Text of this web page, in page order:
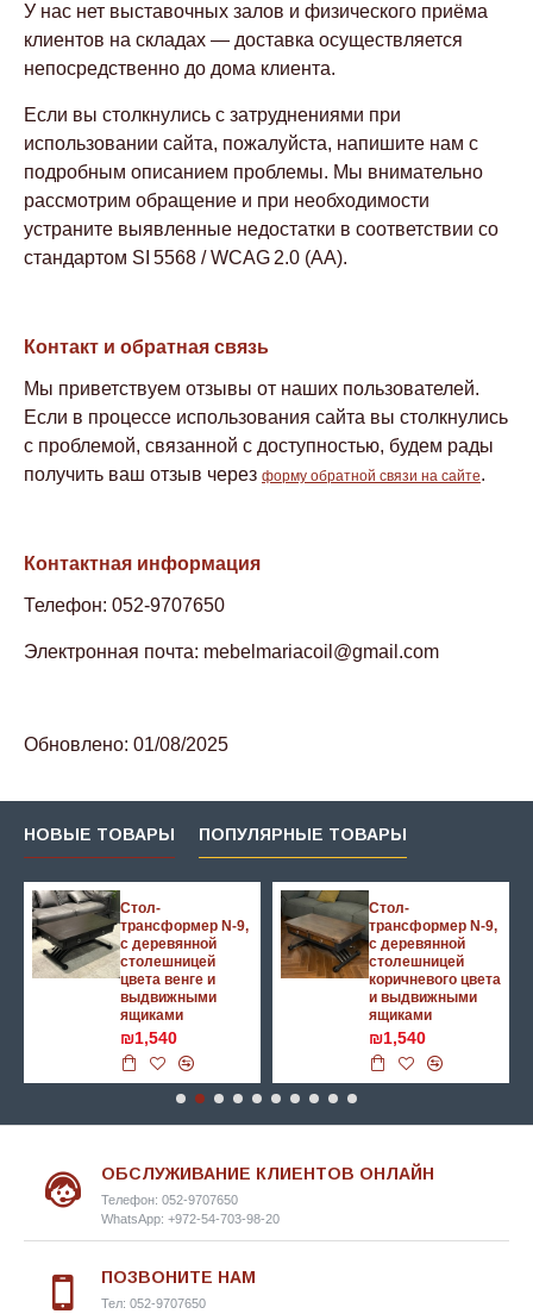
У нас нет выставочных залов и физического приёма
клиентов на складах — доставка осуществляется
непосредственно до дома клиента.
Если вы столкнулись с затруднениями при
использовании сайта, пожалуйста, напишите нам с
подробным описанием проблемы. Мы внимательно
рассмотрим обращение и при необходимости
устраните выявленные недостатки в соответствии со
стандартом SI 5568 / WCAG 2.0 (AA).
Контакт и обратная связь
Мы приветствуем отзывы от наших пользователей.
Если в процессе использования сайта вы столкнулись
с проблемой, связанной с доступностью, будем рады
получить ваш отзыв через форму обратной связи на сайте.
Контактная информация
Телефон: 052-9707650
Электронная почта: mebelmariacoil@gmail.com
Обновлено: 01/08/2025
НОВЫЕ ТОВАРЫ ПОПУЛЯРНЫЕ ТОВАРЫ
Стол-
трансформер N-9,
с деревянной
столешницей
цвета венге и
выдвижными
ящиками
₪1,540
Стол-
трансформер N-9,
с деревянной
столешницей
коричневого цвета
и выдвижными
ящиками
₪1,540
ОБСЛУЖИВАНИЕ КЛИЕНТОВ ОНЛАЙН
Телефон: 052-9707650
WhatsApp: +972-54-703-98-20
ПОЗВОНИТЕ НАМ
Тел: 052-9707650